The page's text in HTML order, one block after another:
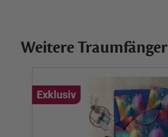
Weitere Traumfänger
Exklusiv